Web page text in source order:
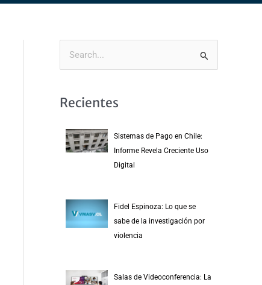
Recientes
Sistemas de Pago en Chile:
Informe Revela Creciente Uso
Digital
Fidel Espinoza: Lo que se
sabe de la investigación por
violencia
Salas de Videoconferencia: La